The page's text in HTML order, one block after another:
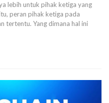
lebih untuk pihak ketiga yang
peran pihak ketiga pada
tertentu. Yang dimana hal ini